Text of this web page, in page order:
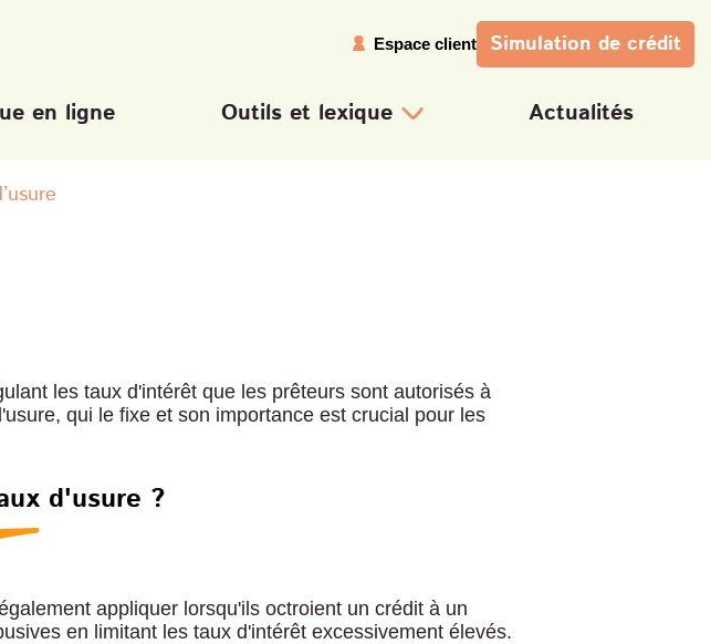
Espace client Simulation de crédit
en ligne Outils et lexique Actualités
les taux d'intérêt que les prêteurs sont autorisés à
qui le fixe et son importance est crucial pour les
d'usure ?
appliquer lorsqu'ils octroient un crédit à un
en limitant les taux d'intérêt excessivement élevés.